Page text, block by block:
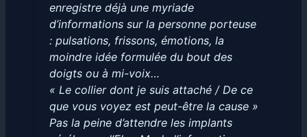
enregistre déjà une myriade
d’informations sur la personne porteuse
: pulsations, frissons, émotions, la
moindre idée formulée du bout des
doigts ou à mi-voix…
« Le collier dont je suis attaché / De ce
que vous voyez est peut-être la cause »
Pas la peine d’attendre les implants